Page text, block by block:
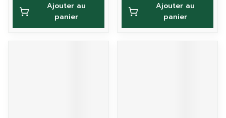
Ajouter au
panier
Ajouter au
panier